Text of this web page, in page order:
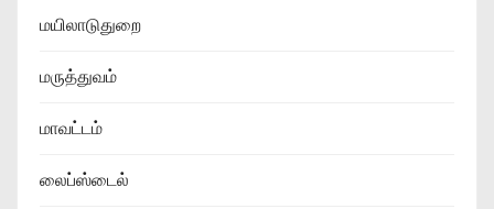
மயிலாடுதுறை
மருத்துவம்
மாவட்டம்
லைப்ஸ்டைல்